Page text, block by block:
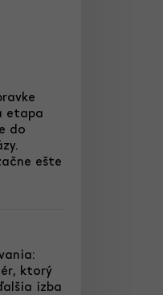
etapa
do
ešte
ktorý
izba